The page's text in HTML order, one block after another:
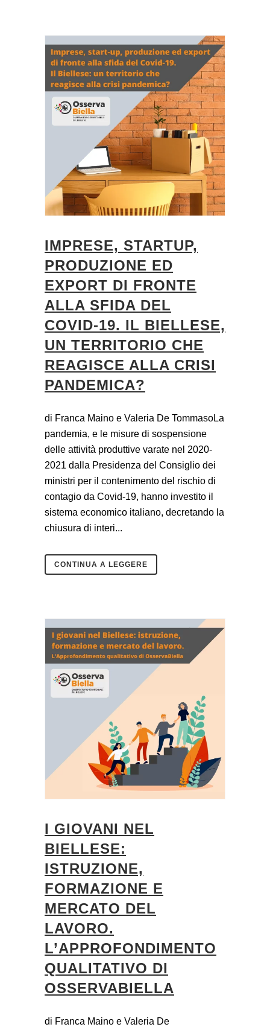
IMPRESE, STARTUP,
PRODUZIONE ED
EXPORT DI FRONTE
ALLA SFIDA DEL
COVID-19. IL BIELLESE,
UN TERRITORIO CHE
REAGISCE ALLA CRISI
PANDEMICA?
di Franca Maino e Valeria De TommasoLa
pandemia, e le misure di sospensione
delle attività produttive varate nel 2020-
2021 dalla Presidenza del Consiglio dei
ministri per il contenimento del rischio di
contagio da Covid-19, hanno investito il
sistema economico italiano, decretando la
chiusura di interi...
CONTINUA A LEGGERE
I GIOVANI NEL
BIELLESE:
ISTRUZIONE,
FORMAZIONE E
MERCATO DEL
LAVORO.
L’APPROFONDIMENTO
QUALITATIVO DI
OSSERVABIELLA
di Franca Maino e Valeria De